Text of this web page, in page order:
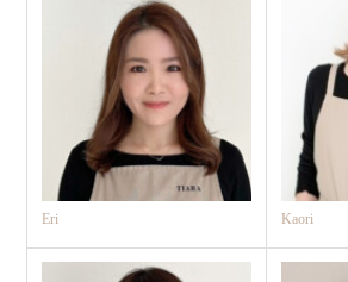
Eri Kaori